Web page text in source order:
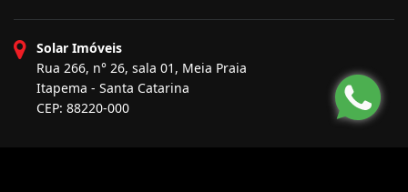
Solar Imóveis
Rua 266, n° 26, sala 01, Meia Praia
Itapema - Santa Catarina
CEP: 88220-000